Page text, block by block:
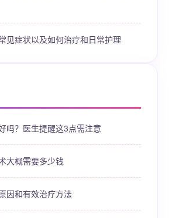
见症状以及如何治疗和日常护理
吗？医生提醒这3点需注意
大概需要多少钱
因和有效治疗方法